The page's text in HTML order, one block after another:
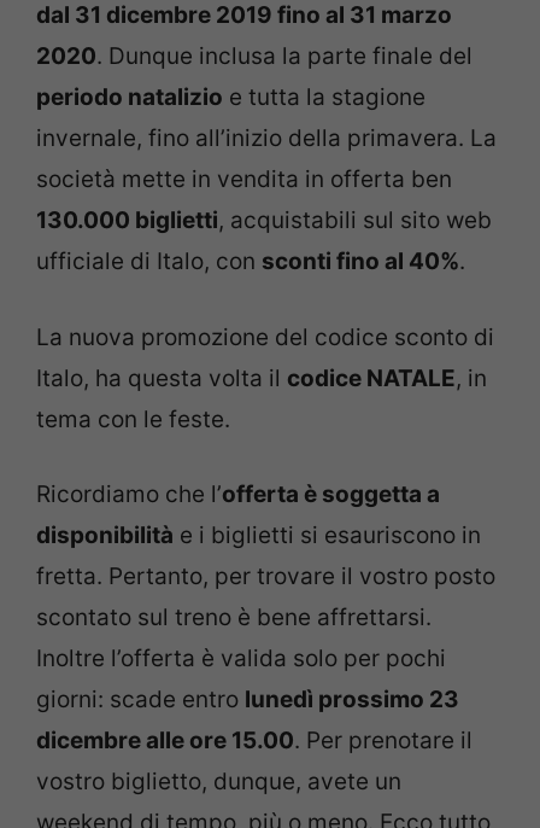
dal 31 dicembre 2019 fino al 31 marzo
2020. Dunque inclusa la parte finale del
periodo natalizio e tutta la stagione
invernale, fino all’inizio della primavera. La
società mette in vendita in offerta ben
130.000 biglietti, acquistabili sul sito web
ufficiale di Italo, con sconti fino al 40%.
La nuova promozione del codice sconto di
Italo, ha questa volta il codice NATALE, in
tema con le feste.
Ricordiamo che l’offerta è soggetta a
disponibilità e i biglietti si esauriscono in
fretta. Pertanto, per trovare il vostro posto
scontato sul treno è bene affrettarsi.
Inoltre l’offerta è valida solo per pochi
giorni: scade entro lunedì prossimo 23
dicembre alle ore 15.00. Per prenotare il
vostro biglietto, dunque, avete un